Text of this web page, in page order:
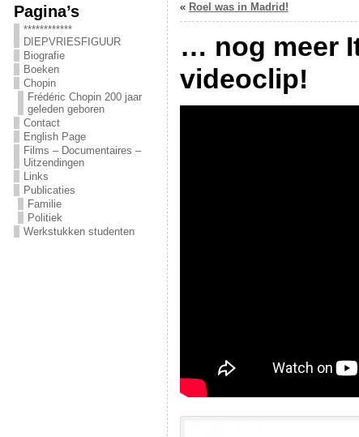
Pagina’s
************
DIEPVRIESFIGUUR
Biografie
Boeken
Chopin
Frédéric Chopin 200 jaar
geleden geboren
Contact
English Page
Films – Documentaires –
Uitzendingen
Links
Publicaties
Familie
Politiek
Werkstukken studenten
« Roel was in Madrid!
… nog meer
videoclip!